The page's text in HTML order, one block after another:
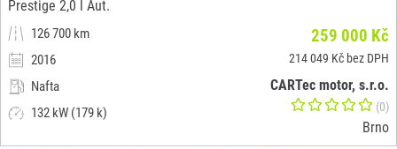
Prestige 2,0 l Aut.
126 700 km
2016
Nafta
132 kW (179 k)
259 000 Kč
214 049 Kč bez DPH
CARTec motor, s.r.o.
(0)
Brno